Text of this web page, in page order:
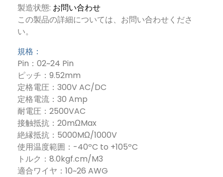
製造状態: お問い合わせ
この製品の詳細については、お問い合わせくださ
い。
規格：
Pin：02~24 Pin
ピッチ：9.52mm
定格電圧：300V AC/DC
定格電流：30 Amp
耐電圧：2500VAC
接触抵抗：20mΩMax
絶縁抵抗：5000MΩ/1000V
使用温度範囲：-40ºC to +105ºC
トルク：8.0kgf.cm/M3
適合ワイヤ：10~26 AWG